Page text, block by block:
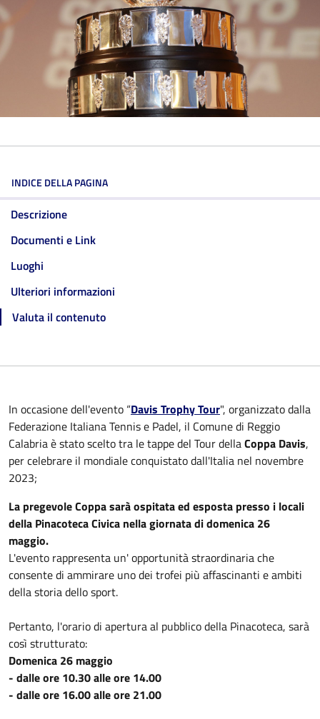
INDICE DELLA PAGINA
Descrizione
Documenti e Link
Luoghi
Ulteriori informazioni
Valuta il contenuto
In occasione dell'evento “Davis Trophy Tour", organizzato dalla
Federazione Italiana Tennis e Padel, il Comune di Reggio
Calabria è stato scelto tra le tappe del Tour dellaCoppa Davis,
per celebrare il mondiale conquistato dall'Italia nel novembre
2023;
La pregevole Coppa sarà ospitata ed esposta presso i locali
della Pinacoteca Civica nella giornata di domenica 26
maggio.
L'evento rappresenta un' opportunità straordinaria che
consente di ammirare uno dei trofei più affascinanti e ambiti
della storia dello sport.
Pertanto, l'orario di apertura al pubblico della Pinacoteca, sarà
così strutturato:
Domenica 26 maggio
- dalle ore 10.30 alle ore 14.00
- dalle ore 16.00 alle ore 21.00